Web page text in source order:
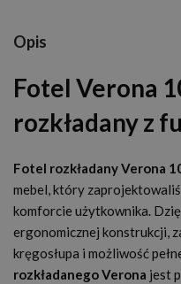
Opis
Fotel Verona
rozkładany z
Fotel rozkładany Verona
mebel, który
komforcie użytkownika.
ergonomicznej konstrukcji,
kręgosłupa i możliwość
rozkładanego Verona jest